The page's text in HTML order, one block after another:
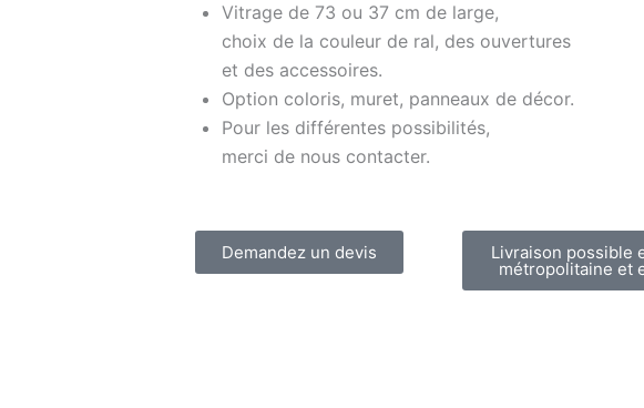
Vitrage de 73 ou 37 cm de large,
choix de la couleur de ral, des ouvertures
et des accessoires.
Option coloris, muret, panneaux de décor.
Pour les différentes possibilités,
merci de nous contacter.
Demandez un devis Livraison possible
métropolitaine et